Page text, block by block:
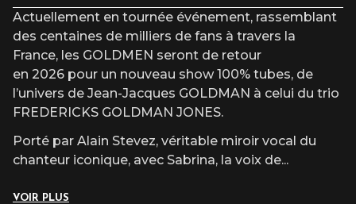
Actuellement en tournée événement, rassemblant
des centaines de milliers de fans à travers la
France, les GOLDMEN seront de retour
en 2026 pour un nouveau show 100% tubes, de
l’univers de Jean-Jacques GOLDMAN à celui du trio
FREDERICKS GOLDMAN JONES.
Porté par Alain Stevez, véritable miroir vocal du
chanteur iconique, avec Sabrina, la voix de...
VOIR PLUS